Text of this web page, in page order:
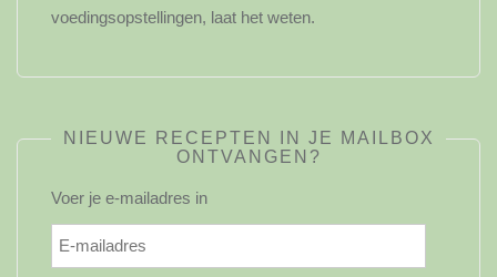
voedingsopstellingen, laat het weten.
NIEUWE RECEPTEN IN JE MAILBOX
ONTVANGEN?
Voer je e-mailadres in
E-
mailadres